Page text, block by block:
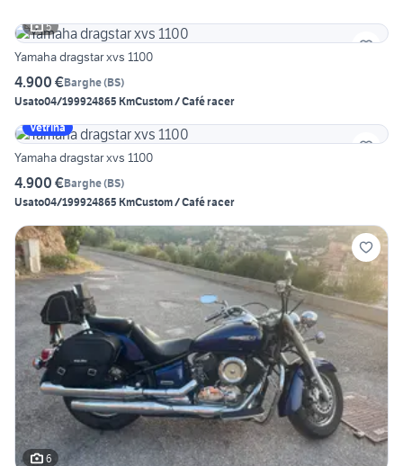
5
Yamaha dragstar xvs 1100
4.900 €Barghe(BS)
Usato04/199924865 KmCustom / Café racer
Vetrina
Yamaha dragstar xvs 1100
4.900 €Barghe(BS)
Usato04/199924865 KmCustom / Café racer
6